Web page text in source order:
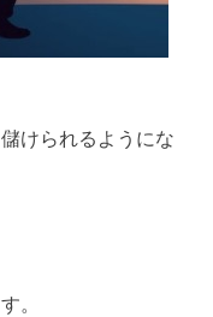
けられるようにな
。